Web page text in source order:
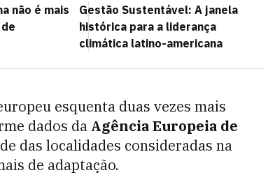
não é mais
Gestão Sustentável: A janela
histórica para a liderança
climática latino-americana
esquenta duas vezes mais
dados da Agência Europeia de
das localidades consideradas na
de adaptação.